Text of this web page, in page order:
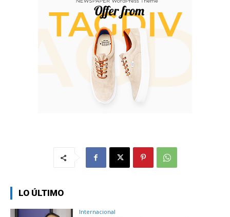
LO ÚLTIMO
Internacional